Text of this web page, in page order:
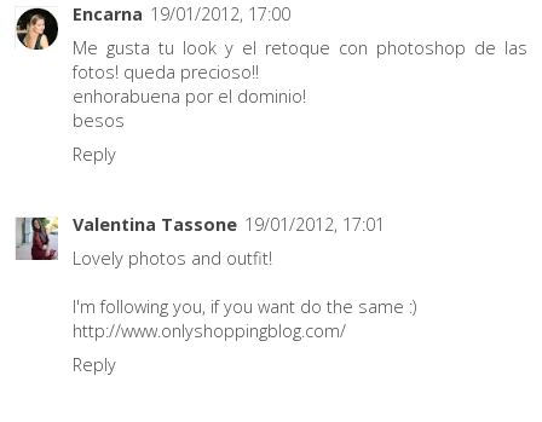
Encarna 19/01/2012, 17:00
Me gusta tu look y el retoque con photoshop de las
fotos! queda precioso!!
enhorabuena por el dominio!
besos
Reply
Valentina Tassone 19/01/2012, 17:01
Lovely photos and outfit!
I'm following you, if you want do the same :)
http://www.onlyshoppingblog.com/
Reply